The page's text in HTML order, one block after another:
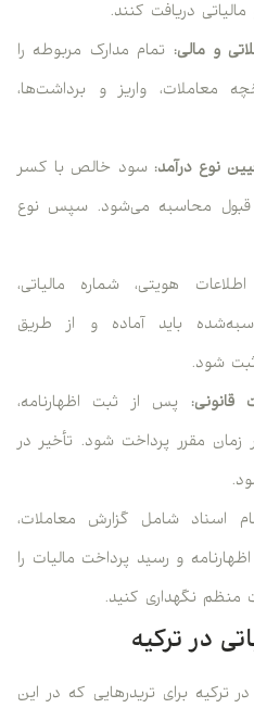
دریافت کنند.
مالی: تمام مدارک مربوطه را
واریز و برداشت‌ها،
درآمد:سود خالص با کسر
محاسبه می‌شود. سپس نوع
هویتی، شماره مالیاتی،
باید آماده و از طریق
پس از ثبت اظهارنامه،
مقرر پرداخت شود. تأخیر در
شامل گزارش معاملات،
و رسید پرداخت مالیات را
نگهداری کنید.
ترکیه
برای تریدرهایی که در این